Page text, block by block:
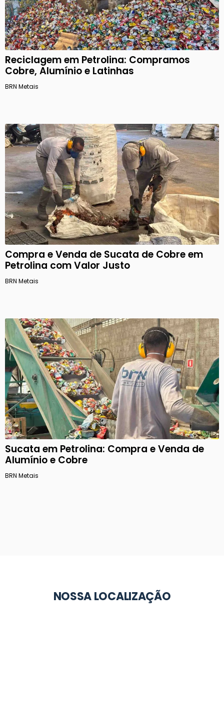
Reciclagem em Petrolina: Compramos
Cobre, Alumínio e Latinhas
BRN Metais
Compra e Venda de Sucata de Cobre em
Petrolina com Valor Justo
BRN Metais
Sucata em Petrolina: Compra e Venda de
Alumínio e Cobre
BRN Metais
NOSSA LOCALIZAÇÃO